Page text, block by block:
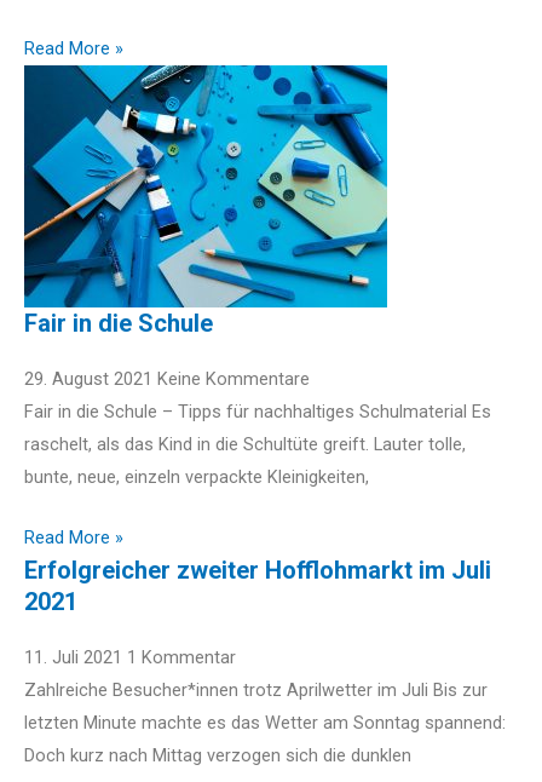
Read More »
Fair in die Schule
29. August 2021 Keine Kommentare
Fair in die Schule – Tipps für nachhaltiges Schulmaterial Es
raschelt, als das Kind in die Schultüte greift. Lauter tolle,
bunte, neue, einzeln verpackte Kleinigkeiten,
Read More »
Erfolgreicher zweiter Hofflohmarkt im Juli
2021
11. Juli 2021 1 Kommentar
Zahlreiche Besucher*innen trotz Aprilwetter im Juli Bis zur
letzten Minute machte es das Wetter am Sonntag spannend:
Doch kurz nach Mittag verzogen sich die dunklen